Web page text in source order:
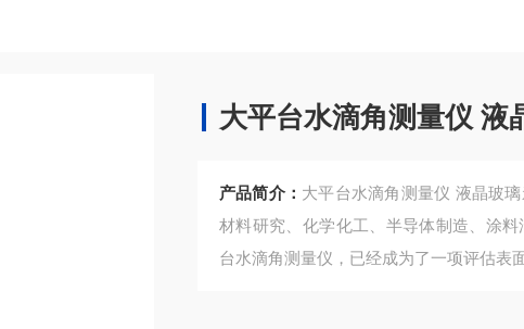
大平台水滴角测量仪 液
产品简介： 大平台水滴角测量仪 液晶玻
材料研究、化学化工、半导体制造、涂
台水滴角测量仪，已经成为了一项评估表